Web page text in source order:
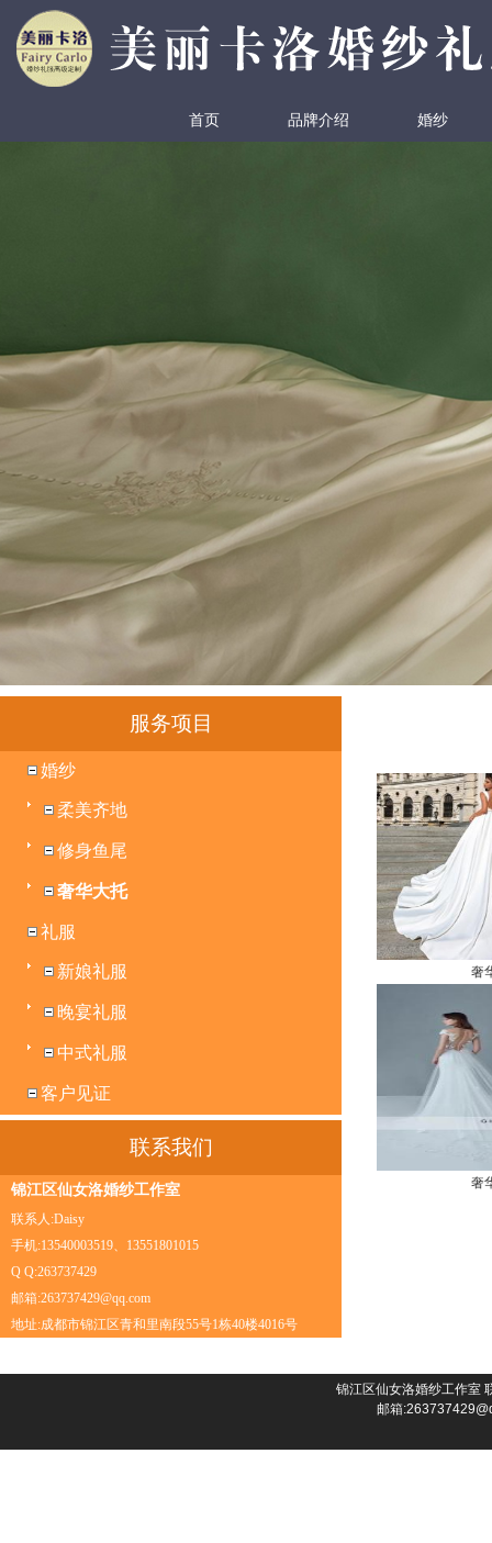
首页 品牌介绍 婚纱
服务项目
婚纱
柔美齐地
修身鱼尾
奢华大托
礼服
新娘礼服
晚宴礼服
中式礼服
客户见证
联系我们
锦江区仙女洛婚纱工作室
联系人:Daisy
手机:13540003519、13551801015
Q Q:263737429
邮箱:263737429@qq.com
地址:成都市锦江区青和里南段55号1栋40楼4016号
奢
奢
锦江区仙女洛婚纱工作室
邮箱